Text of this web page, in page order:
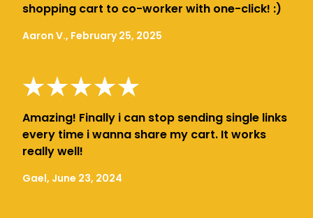
shopping cart to co-worker with one-click! :)
Aaron V., February 25, 2025
Amazing! Finally i can stop sending single links
every time i wanna share my cart. It works
really well!
Gael, June 23, 2024